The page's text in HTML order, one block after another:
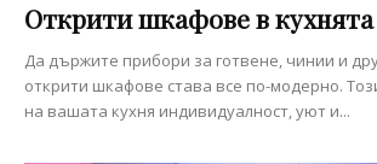
Открити шкафове в кухнята
Да държите прибори за готвене, чинии и
открити шкафове става все по-модерно.
на вашата кухня индивидуалност, уют и...